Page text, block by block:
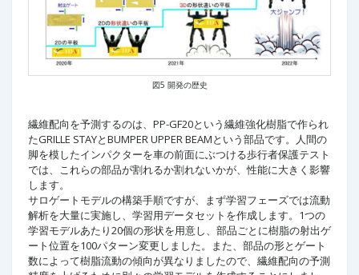
図5 開発の歴史
繊維配向を予測するのは、PP-GF20という繊維強化樹脂で作られ
たGRILLE STAYとBUMPER UPPER BEAMという部品です。人間の
脚を模したインパクターを車の前面にぶつける歩行者保護テスト
では、これらの部品が割れるか割れないかが、性能に大きく影響
します。
サロゲートモデルの構築手順ですが、まず学習フェーズでは流動
解析を大量に実施し、学習用データセットを作成します。1つの
学習モデルあたり20個の形状を用意し、部品ごとに樹脂の射出ゲ
ート位置を100パターン変更しました。また、部品の形とゲート
数によって樹脂流動の傾向が異なりましたので、繊維配向の予測